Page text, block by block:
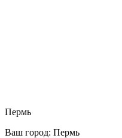
Пермь
Ваш город: Пермь